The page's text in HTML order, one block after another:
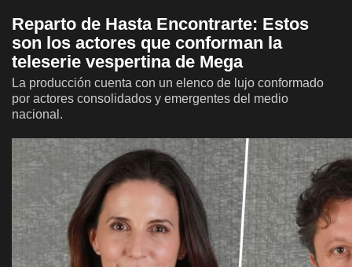
Reparto de Hasta Encontrarte: Estos
son los actores que conforman la
teleserie vespertina de Mega
La producción cuenta con un elenco de lujo conformado
por actores consolidados y emergentes del medio
nacional.